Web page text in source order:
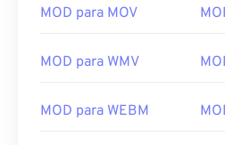
MOD para MOV
MOD para WMV
MOD para WEBM